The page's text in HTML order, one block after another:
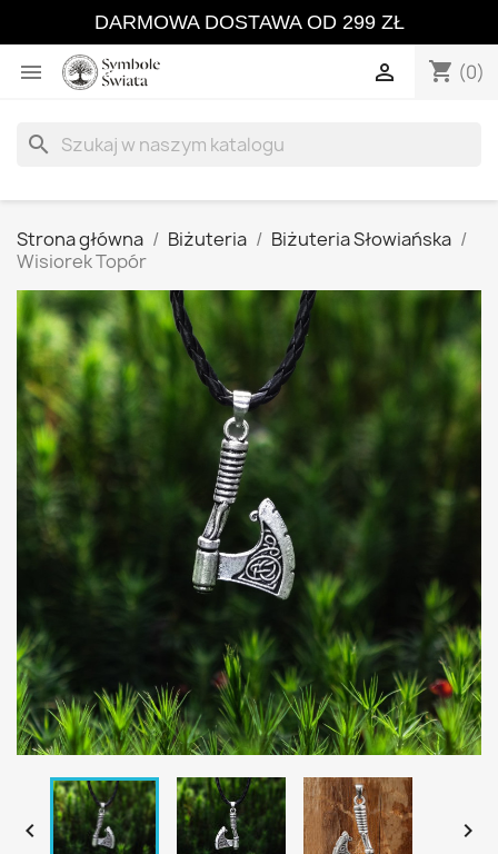
DARMOWA DOSTAWA OD 299 ZŁ
 shopping_cart (0)

search
Strona główna Biżuteria
Biżuteria Słowiańska
Wisiorek Topór
 